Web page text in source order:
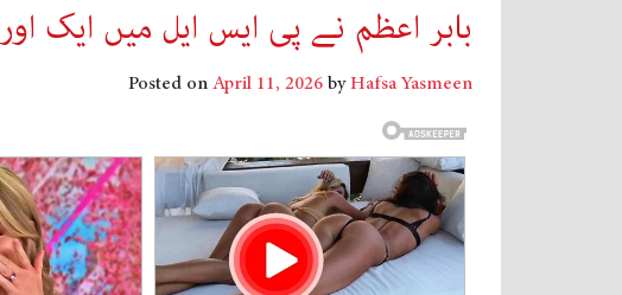
بابر اعظم نے پی ایس ایل میں ایک
Posted onApril 11, 2026byHafsa Yasmeen